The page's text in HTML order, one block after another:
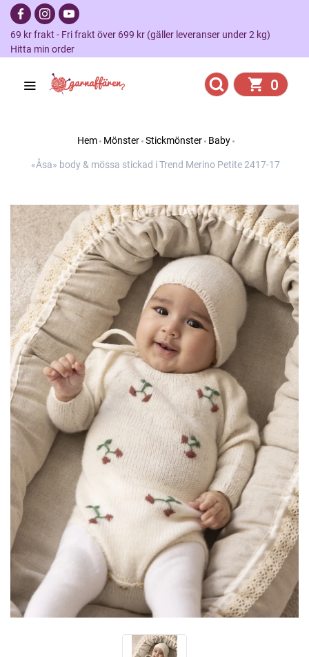
69 kr frakt - Fri frakt över 699 kr (gäller leveranser under 2 kg)
Hitta min order
0
Hem Mönster Stickmönster Baby
«Åsa» body & mössa stickad i Trend Merino Petite 2417-17